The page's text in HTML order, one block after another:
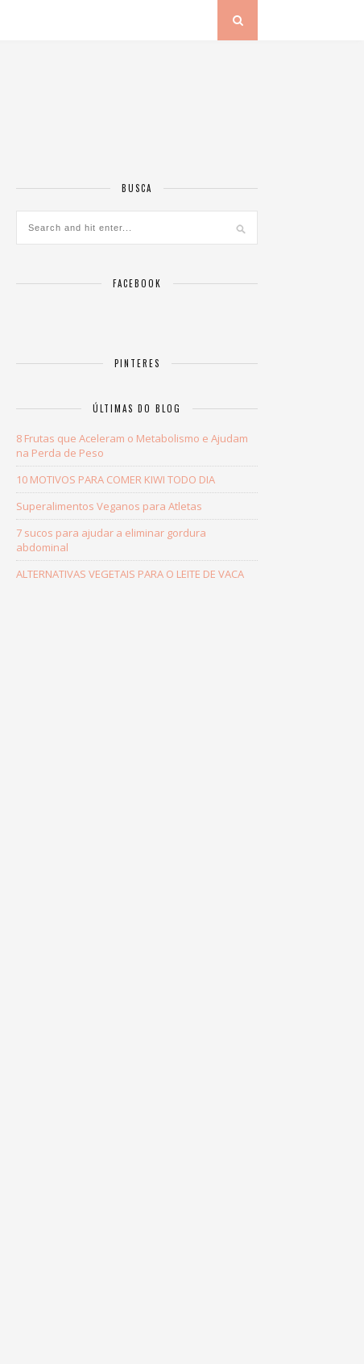
BUSCA
FACEBOOK
PINTERES
ÚLTIMAS DO BLOG
8 Frutas que Aceleram o Metabolismo e Ajudam
na Perda de Peso
10 MOTIVOS PARA COMER KIWI TODO DIA
Superalimentos Veganos para Atletas
7 sucos para ajudar a eliminar gordura
abdominal
ALTERNATIVAS VEGETAIS PARA O LEITE DE VACA